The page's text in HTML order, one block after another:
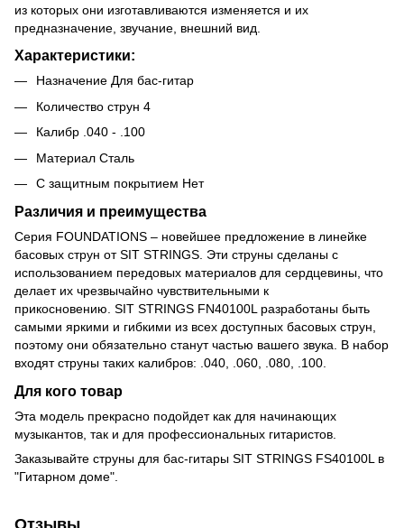
из которых они изготавливаются изменяется и их
предназначение, звучание, внешний вид.
Характеристики:
Назначение Для бас-гитар
Количество струн 4
Калибр .040 - .100
Материал Сталь
С защитным покрытием Нет
Различия и преимущества
Серия FOUNDATIONS – новейшее предложение в линейке
басовых струн от SIT STRINGS. Эти струны сделаны с
использованием передовых материалов для сердцевины, что
делает их чрезвычайно чувствительными к
прикосновению. SIT STRINGS FN40100L разработаны быть
самыми яркими и гибкими из всех доступных басовых струн,
поэтому они обязательно станут частью вашего звука. В набор
входят струны таких калибров: .040, .060, .080, .100.
Для кого товар
Эта модель прекрасно подойдет как для начинающих
музыкантов, так и для профессиональных гитаристов.
Заказывайте струны для бас-гитары SIT STRINGS FS40100L в
"Гитарном доме".
Отзывы